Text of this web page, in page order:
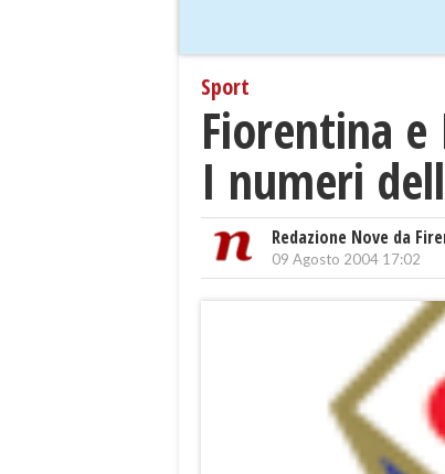
Sport
Fiorentina
I numeri
Redazione Nove da
09 Agosto 2004 17:02